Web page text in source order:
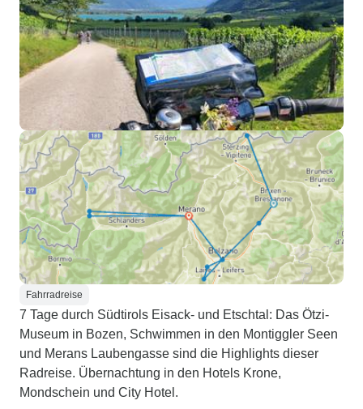
Fahrradreise
7 Tage durch Südtirols Eisack- und Etschtal: Das Ötzi-
Museum in Bozen, Schwimmen in den Montiggler Seen
und Merans Laubengasse sind die Highlights dieser
Radreise. Übernachtung in den Hotels Krone,
Mondschein und City Hotel.